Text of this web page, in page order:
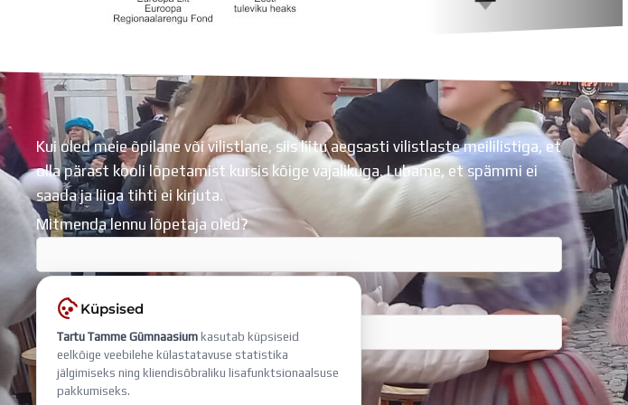
Kui oled meie õpilane või vilistlane, siis liitu aegsasti vilistlaste meililistiga, et
olla pärast kooli lõpetamist kursis kõige vajalikuga. Lubame, et spämmi ei
saada ja liiga tihti ei kirjuta.
Mitmenda lennu lõpetaja oled?
Sisesta e-mail, millega liitud
Küpsised
Tartu Tamme Gümnaasium kasutab küpsiseid
eelkõige veebilehe külastatavuse statistika
jälgimiseks ning kliendisõbraliku lisafunktsionaalsuse
pakkumiseks.